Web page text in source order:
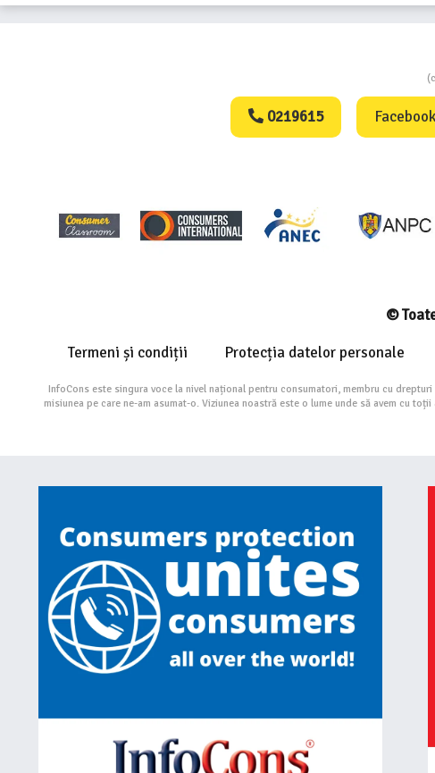
0219615 Facebook
©
Termeni și condiții Protecția datelor personale
InfoCons este singura voce la nivel național pentru consumatori, membru cu
misiunea pe care ne-am asumat-o. Viziunea noastră este o lume unde să avem cu